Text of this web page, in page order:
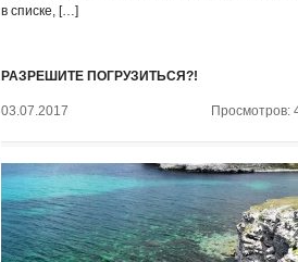
в списке, […]
РАЗРЕШИТЕ ПОГРУЗИТЬСЯ?!
03.07.2017 Просмотров: